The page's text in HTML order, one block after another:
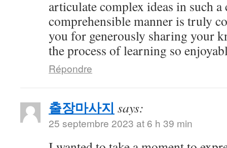
articulate complex ideas in such a
comprehensible manner is truly
you for generously sharing your
the process of learning so
Répondre
출장마사지 says:
25 septembre 2023 at 6 h 39 min